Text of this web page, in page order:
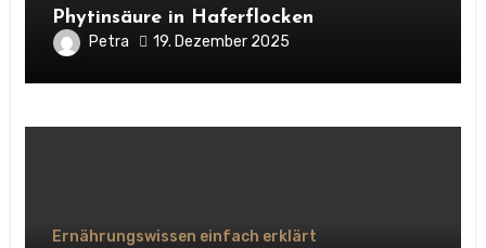
Phytinsäure in Haferflocken
Petra 19. Dezember 2025
Ernährungswissen einfach erklärt